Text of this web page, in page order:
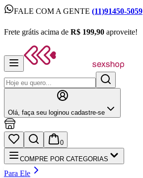
FALE COM A GENTE (11)91450-5059
Frete grátis acima de R$ 199,90 aproveite!
Olá, faça seu loginou cadastre‑se
0
COMPRE POR CATEGORIAS
Para Ele